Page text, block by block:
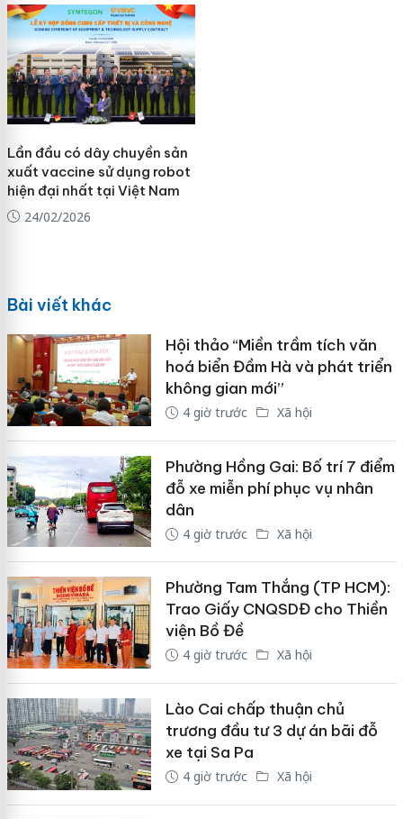
Lần đầu có dây chuyền sản
xuất vaccine sử dụng robot
hiện đại nhất tại Việt Nam
24/02/2026
Bài viết khác
Hội thảo “Miền trầm tích văn
hoá biển Đầm Hà và phát triển
không gian mới”
4 giờ trước Xã hội
Phường Hồng Gai: Bố trí 7 điểm
đỗ xe miễn phí phục vụ nhân
dân
4 giờ trước Xã hội
Phường Tam Thắng (TP HCM):
Trao Giấy CNQSDĐ cho Thiền
viện Bồ Đề
4 giờ trước Xã hội
Lào Cai chấp thuận chủ
trương đầu tư 3 dự án bãi đỗ
xe tại Sa Pa
4 giờ trước Xã hội